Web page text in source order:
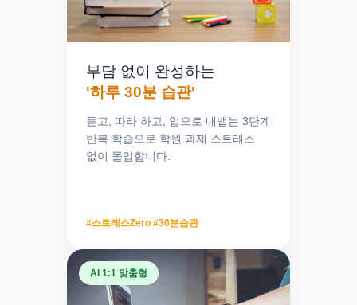
영어 하나 즐거워졌을 뿐인데,
전 과목 공부에 자신감이 생깁니다.
부담 없이 완성하는
'하루 30분 습관'
듣고, 따라 하고, 입으로 내뱉는 3단계
반복 학습으로 학원 과제 스트레스
없이 몰입합니다.
#스트레스Zero #30분습관
AI 1:1 맞춤형